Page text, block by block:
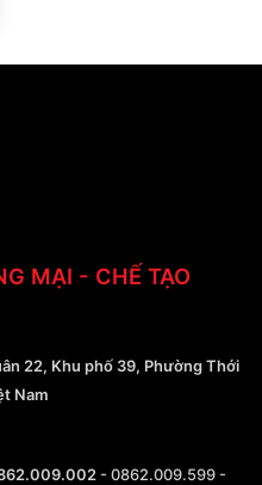
MẠI - CHẾ TẠO
22, Khu phố 39, Phường Thới
Nam
- 0862.009.599 -